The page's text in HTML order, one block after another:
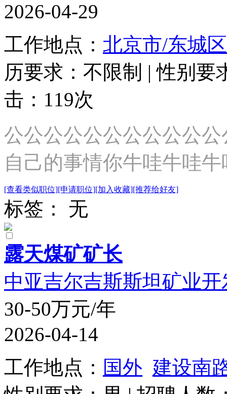
2026-04-29
工作地点： 北京市/东城区
历要求：不限制 | 性别要
击：119次
公公公公公公公公公公
自己的事情你牛哇牛哇牛
[查看类似职位][申请职位][加入收藏][推荐给好友]
标签： 无
露天煤矿矿长
中亚吉尔吉斯斯坦矿业
30-50万元/年
2026-04-14
工作地点： 国外 建设南